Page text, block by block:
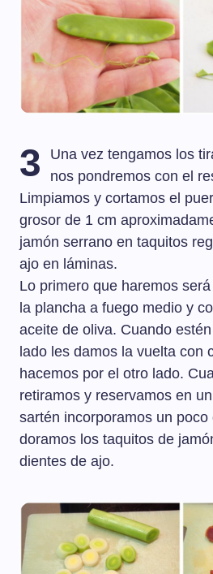
3
Una vez tengamos los
nos pondremos con el
Limpiamos y cortamos el
grosor de 1 cm
jamón serrano en taquitos
ajo en láminas.
Lo primero que haremos
la plancha a fuego medio y
aceite de oliva. Cuando
lado les damos la vuelta con
hacemos por el otro lado.
retiramos y reservamos en
sartén incorporamos un
doramos los taquitos de
dientes de ajo.